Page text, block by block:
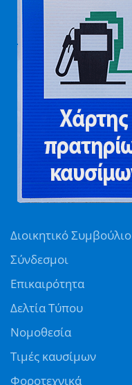
Διοικητικό Συμβούλιο
Σύνδεσμοι
Επικαιρότητα
Δελτία Τύπου
Νομοθεσία
Τιμές καυσίμων
Φοροτεχνικά